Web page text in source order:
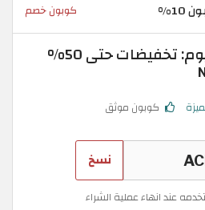
كوبون خصم
رمز خصم ممزورلد اليوم: تخفيضات حتى 50%
كوبون موثق
نسخ
عند انهاء عملية الشراء